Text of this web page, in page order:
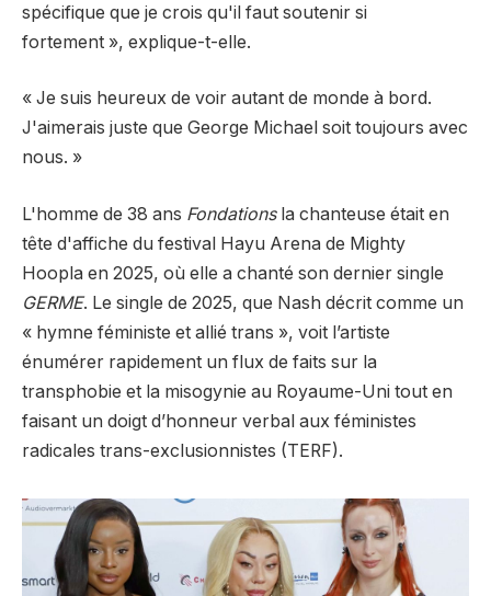
spécifique que je crois qu'il faut soutenir si
fortement », explique-t-elle.
« Je suis heureux de voir autant de monde à bord.
J'aimerais juste que George Michael soit toujours avec
nous. »
L'homme de 38 ans Fondations la chanteuse était en
tête d'affiche du festival Hayu Arena de Mighty
Hoopla en 2025, où elle a chanté son dernier single
GERME. Le single de 2025, que Nash décrit comme un
« hymne féministe et allié trans », voit l’artiste
énumérer rapidement un flux de faits sur la
transphobie et la misogynie au Royaume-Uni tout en
faisant un doigt d’honneur verbal aux féministes
radicales trans-exclusionnistes (TERF).